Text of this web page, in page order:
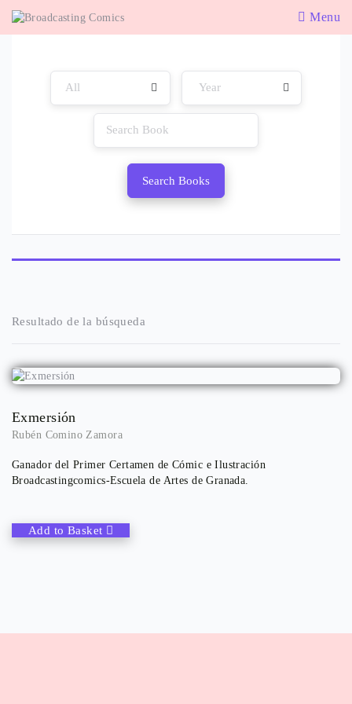
Menu
Search Books
Resultado de la búsqueda
Exmersión
Rubén Comino Zamora
Ganador del Primer Certamen de Cómic e Ilustración
Broadcastingcomics-Escuela de Artes de Granada.
Add to Basket